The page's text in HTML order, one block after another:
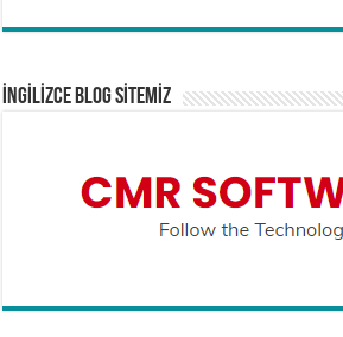
İNGİLİZCE BLOG SİTEMİZ